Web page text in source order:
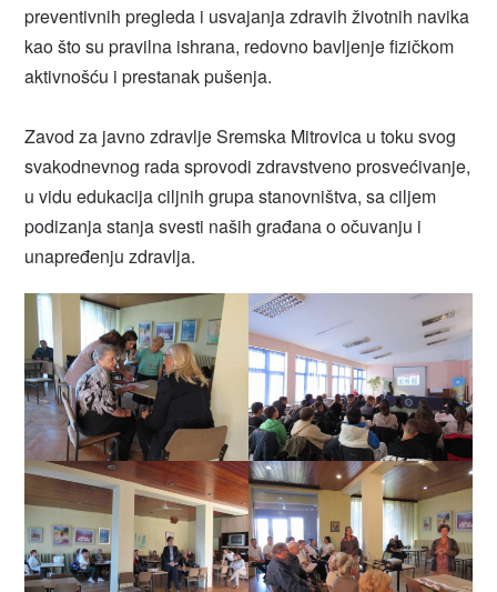
preventivnih pregleda i usvajanja zdravih životnih navika
kao što su pravilna ishrana, redovno bavljenje fizičkom
aktivnošću i prestanak pušenja.
Zavod za javno zdravlje Sremska Mitrovica u toku svog
svakodnevnog rada sprovodi zdravstveno prosvećivanje,
u vidu edukacija ciljnih grupa stanovništva, sa ciljem
podizanja stanja svesti naših građana o očuvanju i
unapređenju zdravlja.